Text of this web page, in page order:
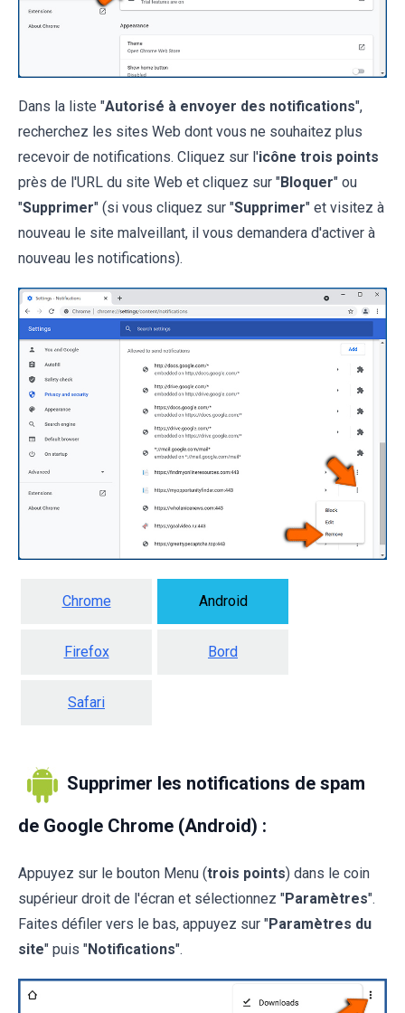
Dans la liste "Autorisé à envoyer des notifications",
recherchez les sites Web dont vous ne souhaitez plus
recevoir de notifications. Cliquez sur l'icône trois points
près de l'URL du site Web et cliquez sur "Bloquer" ou
"Supprimer" (si vous cliquez sur "Supprimer" et visitez à
nouveau le site malveillant, il vous demandera d'activer à
nouveau les notifications).
Chrome Android
Firefox Bord
Safari
Supprimer les notifications de spam
de Google Chrome (Android) :
Appuyez sur le bouton Menu (trois points) dans le coin
supérieur droit de l'écran et sélectionnez "Paramètres".
Faites défiler vers le bas, appuyez sur "Paramètres du
site" puis "Notifications".